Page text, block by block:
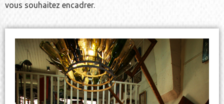
vous souhaitez encadrer.